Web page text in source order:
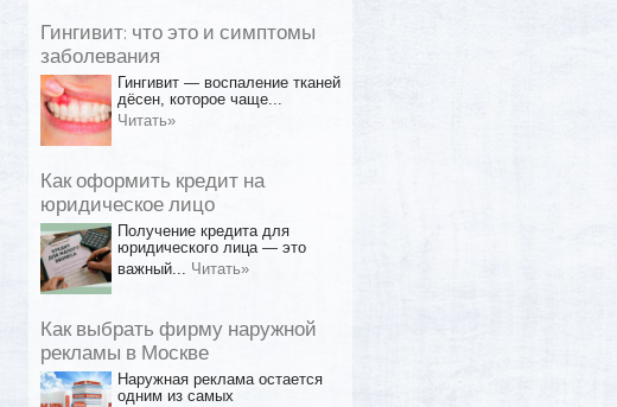
Гингивит: что это и симптомы
заболевания
Гингивит — воспаление тканей
дёсен, которое чаще...
Читать»
Как оформить кредит на
юридическое лицо
Получение кредита для
юридического лица — это
важный... Читать»
Как выбрать фирму наружной
рекламы в Москве
Наружная реклама остается
одним из самых